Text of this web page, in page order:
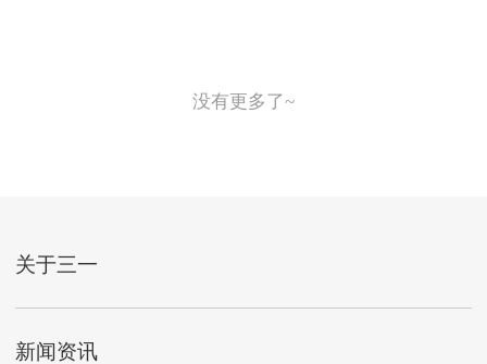
没有更多了~
关于三一
新闻资讯